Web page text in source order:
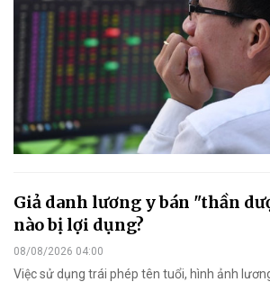
Giả danh lương y bán "thần
nào bị lợi dụng?
08/08/2026 04:00
Việc sử dụng trái phép tên tuổi, hình ảnh